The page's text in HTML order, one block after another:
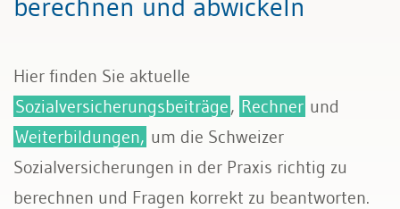
Arbeitszeit und Absenzen
Personalführung und Personalentwicklung
Kündigung & Arbeitszeugnis
Sozialversicherungen
berechnen und abwickeln
Hier finden Sie aktuelle
Sozialversicherungsbeiträge, Rechner und
Weiterbildungen, um die Schweizer
Sozialversicherungen in der Praxis richtig zu
berechnen und Fragen korrekt zu beantworten.